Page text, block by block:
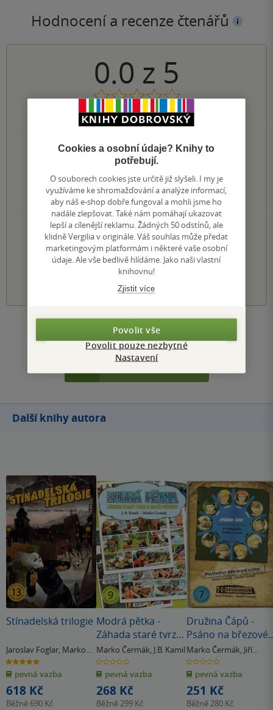
Hodnocení a recenze čtenářů
0.0 z 5
0hodnocení čtenářů
0×
5 hvězdiček
0×
4 hvězdičky
3 hvězdičky
0×
2 hvězdičky
0×
1 hvezdička
PŘIDEJTE SVÉ HODNOCENÍ KNIHY
Hodnocení našich knihkupců: 0.0 z 5
3 4 5
Zobrazit všechna hodnocení
Přidat hodnocení
Další knihy autora
Stínadelská trilogie
Jaroslav Foglar, Marko
Čermák
5.0
z
5
hvězdiček
pevná vazba
618 Kč
Běžně 690 Kč
Modrá pětka -
Záhada staré tvrze
a další příběhy
Marko Čermák, J.B. Kamil
0.0
z
5
hvězdiček
pevná vazba
268 Kč
Běžně299 Kč
Družina Čápů -
Psáno na březové
kůře, T. O.
Sedmdesátka,
Tábor ve Žlutých
skalách
Marko Čermák, Jiří
Hromádko
0.0
z
5
hvězdiček
pevná vazba
251 Kč
Běžně280 Kč
Cookies a osobní údaje? Knihy to
potřebují.
O souborech cookies jste určitě již slyšeli. I my je
využíváme ke shromažďování a analýze informací,
aby náš e-shop dobře fungoval a mohli jsme ho
nadále zlepšovat. Také nám pomáhají ukazovat
lepší a cílenější reklamu. Žádných 50 odstínů, ale
klidně Vergilia v originále. Váš souhlas může předat
marketingovým platformám i některé vaše osobní
údaje. Ale vše bedlivě hlídáme. Jako naši vlastní
knihovnu!
Zjistit více
Povolit vše
Povolit pouze nezbytné
Nastavení